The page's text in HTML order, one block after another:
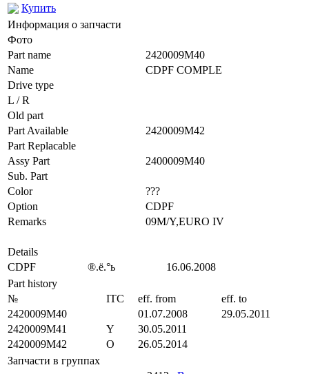
Купить
Информация о запчасти
Фото
Part name
2420009M40
Name
CDPF COMPLE
Drive type
L / R
Old part
Part Available
2420009M42
Part Replacable
Assy Part
2400009M40
Sub. Part
Color
???
Option
CDPF
Remarks
09M/Y,EURO IV
Details
CDPF
®.ё.°ь
16.06.2008
Part history
№
ITC eff. from
eff. to
2420009M40
01.07.2008
29.05.2011
2420009M41
Y
30.05.2011
2420009M42
O
26.05.2014
Запчасти в группах